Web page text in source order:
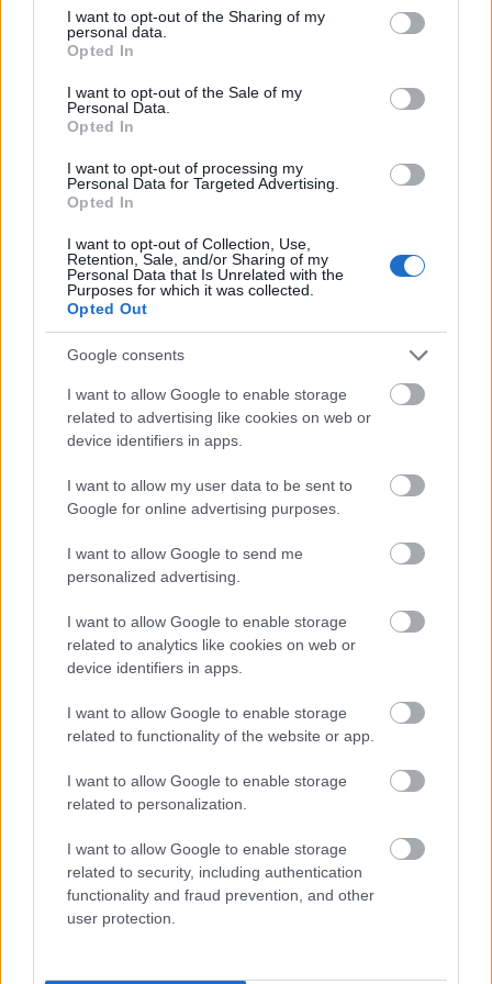
not limited to your visit or usage behaviour. You may click to
grant or deny consent to Google and its third-party tags to
use your data for below specified purposes in below Google
consent section.
I want to opt-out of the Sharing of my
personal data.
Opted In
I want to opt-out of the Sale of my
Personal Data.
Opted In
I want to opt-out of processing my
Personal Data for Targeted Advertising.
Opted In
I want to opt-out of Collection, Use,
Retention, Sale, and/or Sharing of my
Personal Data that Is Unrelated with the
Purposes for which it was collected.
Opted Out
Google consents
I want to allow Google to enable storage
related to advertising like cookies on web or
device identifiers in apps.
I want to allow my user data to be sent to
Google for online advertising purposes.
I want to allow Google to send me
personalized advertising.
I want to allow Google to enable storage
related to analytics like cookies on web or
device identifiers in apps.
I want to allow Google to enable storage
related to functionality of the website or app.
I want to allow Google to enable storage
related to personalization.
I want to allow Google to enable storage
related to security, including authentication
functionality and fraud prevention, and other
user protection.
és a Citroennel induló Sébastien Chardonnet
végeztek.
Loeb győzelmével 71 pontra növelte előnyét a
csapattárs Hirvonennel szemben, az utolsó két
versenyen viszont már csak 56 pont szerezhető, így
megnyerte a 2012-es világbajnokságot. A Citroen
129 ponttal vezet a Ford előtt, így ez a küzdelem is
eldőlt. Latvala zsinórban negyedik dobogós
helyezését szerezte, ezzel feljött a pontverseny
harmadik helyére és még a másodikra is van némi
esélye, de a Citroen a hátralévő két futamon
feltehetően minden megtesz azért, hogy Mikko
Hirvonen végre megszerezhesse első győzelmét a
francia márka autójával, így a 42 pontos fór
SWRC-ben Craig Breennyert Yazeed Al-Rajhi és
Andreas Aigner előtt, így a pontversenyben átvette a
vezetést a negyedik helyen záró P-G. Anderssontól.
Az S2000-es mezőnnyel legközelebb a szezonzáró
Spanyol-ralin találkozhatunk. A PWRC-seknek
Franciaország nem számított be, ők még mindkét
hátralévő ralin rajthoz állnak majd. A
futamból négyet megnyerve már biztosan bajnok
2012-ben, Spanyolországban azért még ők is ott
lesznek.
A Francia-rali végeredménye:
3. Hirvonen (FIN), Citroen DS3 WRC +44,1
4. Neuville (BEL), Citroen DS3 WRC + 1:07,3